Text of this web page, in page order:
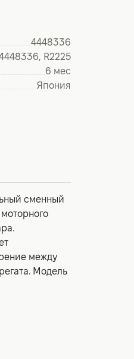
4448336
R2225
6 мес
Япония
сменный
между
Модель